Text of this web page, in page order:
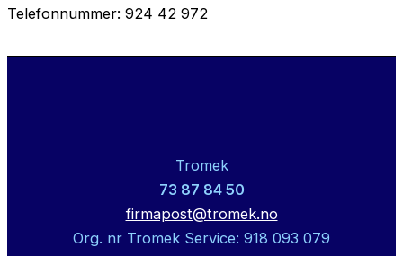
Telefonnummer: 924 42 972
Tromek
73 87 84 50
firmapost@tromek.no
Org. nr Tromek Service: 918 093 079